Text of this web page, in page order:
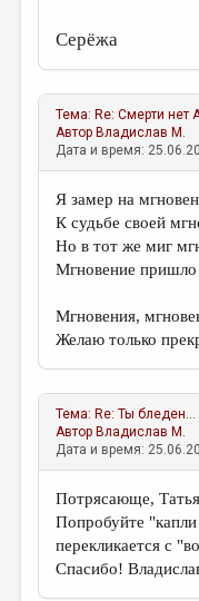
Серёжа
Тема:Re: Смерти нет
АвторВладислав М.
Дата и время:
Я замер на
К судьбе своей
Но в тот же миг
Мгновение пришло
Мгновения,
Желаю только
Тема:Re: Ты бледен...
АвторВладислав М.
Дата и время:
Потрясающе,
Попробуйте
перекликается с
Спасибо!